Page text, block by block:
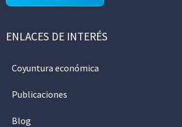
ENLACES DE INTERÉS
Coyuntura económica
Publicaciones
Blog